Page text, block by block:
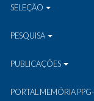
SELEÇÃO
PESQUISA
PUBLICAÇÕES
PORTAL MEMÓRIA